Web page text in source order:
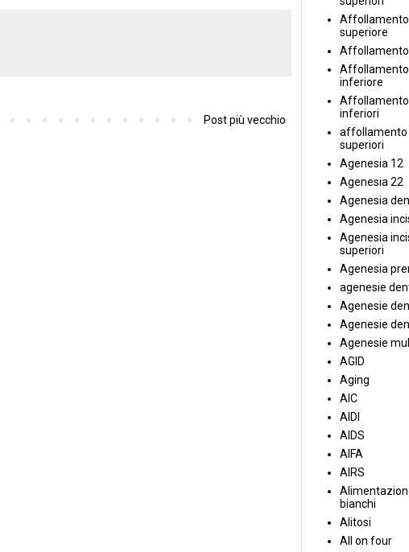
Post più vecchio
Affollamento
superiore
inferiore
Affollamento
inferiori
affollamento
superiori
Agenesia 12
Agenesia 22
Agenesia
Agenesia
Agenesia
superiori
Agenesia
agenesie
Agenesie
Agenesie
Agenesie
AGID
Aging
AIC
AIDI
AIDS
AIFA
AIRS
bianchi
Alitosi
All on four